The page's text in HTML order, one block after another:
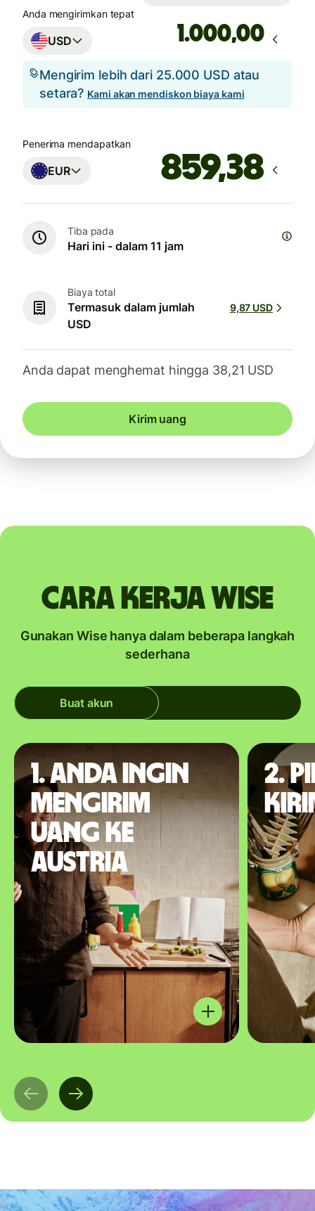
Anda mengirimkan tepat
USD ,00
Mengirim lebih dari 25.000 USD atau
setara? Kami akan mendiskon biaya kami
Penerima mendapatkan
EUR
Tiba pada
Hari ini - dalam 11 jam
Biaya total
Termasuk dalam jumlah
USD
9,87 USD
Anda dapat menghemat hingga 38,21 USD
Kirim uang
Cara kerja Wise
Gunakan Wise hanya dalam beberapa langkah
sederhana
Buat akun
1. Anda ingin
mengirim
uang ke
Austria
2.